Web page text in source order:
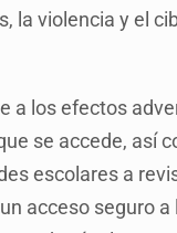
la violencia y el
a los efectos
se accede, así
escolares a
acceso seguro